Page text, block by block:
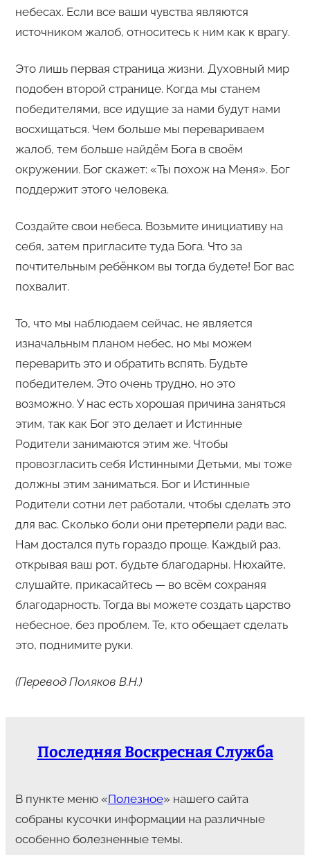
небесах. Если все ваши чувства являются
источником жалоб, относитесь к ним как к врагу.
Это лишь первая страница жизни. Духовный мир
подобен второй странице. Когда мы станем
победителями, все идущие за нами будут нами
восхищаться. Чем больше мы перевариваем
жалоб, тем больше найдём Бога в своём
окружении. Бог скажет: «Ты похож на Меня». Бог
поддержит этого человека.
Создайте свои небеса. Возьмите инициативу на
себя, затем пригласите туда Бога. Что за
почтительным ребёнком вы тогда будете! Бог вас
похвалит.
То, что мы наблюдаем сейчас, не является
изначальным планом небес, но мы можем
переварить это и обратить вспять. Будьте
победителем. Это очень трудно, но это
возможно. У нас есть хорошая причина заняться
этим, так как Бог это делает и Истинные
Родители занимаются этим же. Чтобы
провозгласить себя Истинными Детьми, мы тоже
должны этим заниматься. Бог и Истинные
Родители сотни лет работали, чтобы сделать это
для вас. Сколько боли они претерпели ради вас.
Нам достался путь гораздо проще. Каждый раз,
открывая ваш рот, будьте благодарны. Нюхайте,
слушайте, прикасайтесь — во всём сохраняя
благодарность. Тогда вы можете создать царство
небесное, без проблем. Те, кто обещает сделать
это, поднимите руки.
(Перевод Поляков В.Н.)
Последняя Воскресная Служба
В пункте меню «Полезное» нашего сайта
собраны кусочки информации на различные
особенно болезненные темы.